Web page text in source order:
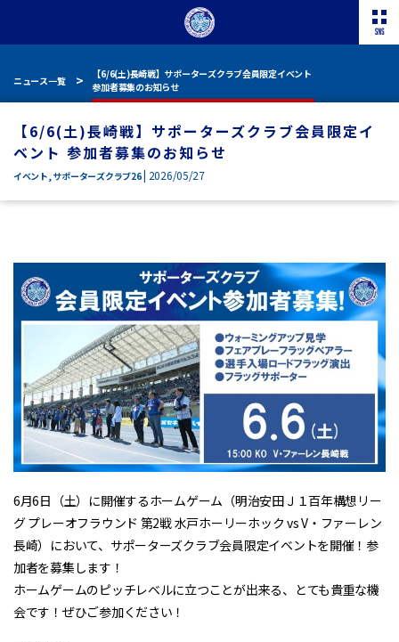
ニュース一覧
【6/6(土)長崎戦】サポーターズクラブ会員限定イベント
参加者募集のお知らせ
【6/6(土)長崎戦】サポーターズクラブ会員限定イ
ベント 参加者募集のお知らせ
イベント,サポーターズクラブ26| 2026/05/27
6月6日（土）に開催するホームゲーム（明治安田Ｊ１百年構想リー
グ プレーオフラウンド 第2戦 水戸ホーリーホック vs V・ファーレン
長崎）において、サポーターズクラブ会員限定イベントを開催！参
加者を募集します！
ホームゲームのピッチレベルに立つことが出来る、とても貴重な機
会です！ぜひご参加ください！